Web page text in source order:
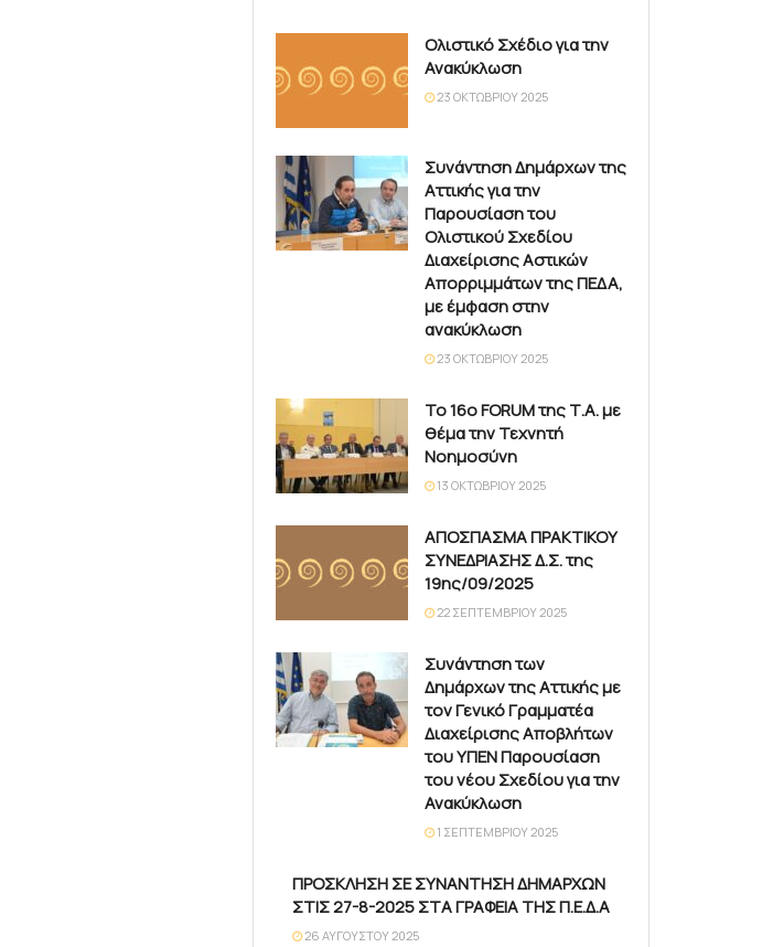
Ολιστικό Σχέδιο για την
Ανακύκλωση
23 ΟΚΤΩΒΡΊΟΥ 2025
Συνάντηση Δημάρχων της
Αττικής για την
Παρουσίαση του
Ολιστικού Σχεδίου
Διαχείρισης Αστικών
Απορριμμάτων της ΠΕΔΑ,
με έμφαση στην
ανακύκλωση
23 ΟΚΤΩΒΡΊΟΥ 2025
Το 16ο FORUM της Τ.Α. με
θέμα την Τεχνητή
Νοημοσύνη
13 ΟΚΤΩΒΡΊΟΥ 2025
ΑΠΟΣΠΑΣΜΑ ΠΡΑΚΤΙΚΟΥ
ΣΥΝΕΔΡΙΑΣΗΣ Δ.Σ. της
19ης/09/2025
22 ΣΕΠΤΕΜΒΡΊΟΥ 2025
Συνάντηση των
Δημάρχων της Αττικής με
τον Γενικό Γραμματέα
Διαχείρισης Αποβλήτων
του ΥΠΕΝ Παρουσίαση
του νέου Σχεδίου για την
Ανακύκλωση
1 ΣΕΠΤΕΜΒΡΊΟΥ 2025
ΠΡΟΣΚΛΗΣΗ ΣΕ ΣΥΝΑΝΤΗΣΗ ΔΗΜΑΡΧΩΝ
ΣΤΙΣ 27-8-2025 ΣΤΑ ΓΡΑΦΕΙΑ ΤΗΣ Π.Ε.Δ.Α
26 ΑΥΓΟΎΣΤΟΥ 2025